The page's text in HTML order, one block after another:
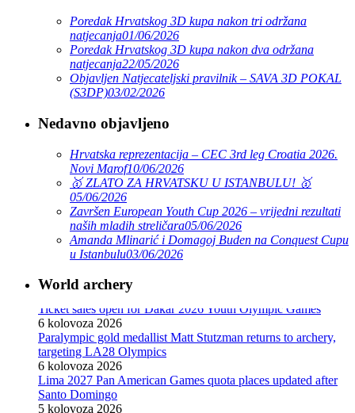
Poredak Hrvatskog 3D kupa nakon tri održana
natjecanja01/06/2026
Poredak Hrvatskog 3D kupa nakon dva održana
natjecanja22/05/2026
Objavljen Natjecateljski pravilnik – SAVA 3D POKAL
(S3DP)03/02/2026
Nedavno objavljeno
Hrvatska reprezentacija – CEC 3rd leg Croatia 2026.
Novi Marof10/06/2026
🥇 ZLATO ZA HRVATSKU U ISTANBULU! 🥇
05/06/2026
Završen European Youth Cup 2026 – vrijedni rezultati
naših mladih streličara05/06/2026
Amanda Mlinarić i Domagoj Buden na Conquest Cupu
u Istanbulu03/06/2026
World archery
6 kolovoza 2026
Paralympic gold medallist Matt Stutzman returns to archery,
targeting LA28 Olympics
6 kolovoza 2026
Lima 2027 Pan American Games quota places updated after
Santo Domingo
5 kolovoza 2026